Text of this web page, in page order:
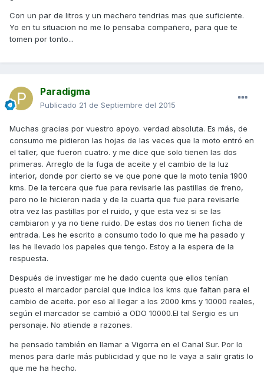
Con un par de litros y un mechero tendrias mas que suficiente.
Yo en tu situacion no me lo pensaba compañero, para que te
tomen por tonto...
Paradigma
Publicado 21 de Septiembre del 2015
Muchas gracias por vuestro apoyo. verdad absoluta. Es más, de
consumo me pidieron las hojas de las veces que la moto entró en
el taller, que fueron cuatro. y me dice que solo tienen las dos
primeras. Arreglo de la fuga de aceite y el cambio de la luz
interior, donde por cierto se ve que pone que la moto tenía 1900
kms. De la tercera que fue para revisarle las pastillas de freno,
pero no le hicieron nada y de la cuarta que fue para revisarle
otra vez las pastillas por el ruido, y que esta vez si se las
cambiaron y ya no tiene ruido. De estas dos no tienen ficha de
entrada. Les he escrito a consumo todo lo que me ha pasado y
les he llevado los papeles que tengo. Estoy a la espera de la
respuesta.
Después de investigar me he dado cuenta que ellos tenían
puesto el marcador parcial que indica los kms que faltan para el
cambio de aceite. por eso al llegar a los 2000 kms y 10000 reales,
según el marcador se cambió a ODO 10000.El tal Sergio es un
personaje. No atiende a razones.
he pensado también en llamar a Vigorra en el Canal Sur. Por lo
menos para darle más publicidad y que no le vaya a salir gratis lo
que me ha hecho.